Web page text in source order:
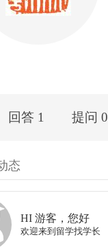
回答 1 提问 0
态
HI 游客，您好
欢迎来到留学找学长